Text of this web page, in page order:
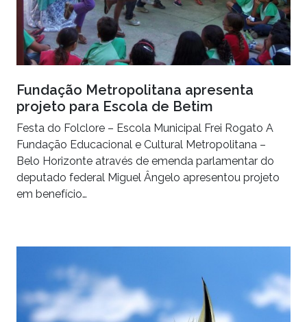
Fundação Metropolitana apresenta
projeto para Escola de Betim
Festa do Folclore – Escola Municipal Frei Rogato A
Fundação Educacional e Cultural Metropolitana –
Belo Horizonte através de emenda parlamentar do
deputado federal Miguel Ângelo apresentou projeto
em benefício…